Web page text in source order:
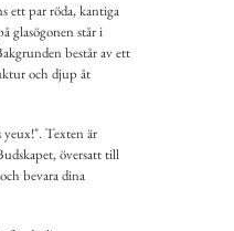
ett par röda, kantiga
glasögonen står i
består av ett
och djup åt
Texten är
översatt till
bevara dina